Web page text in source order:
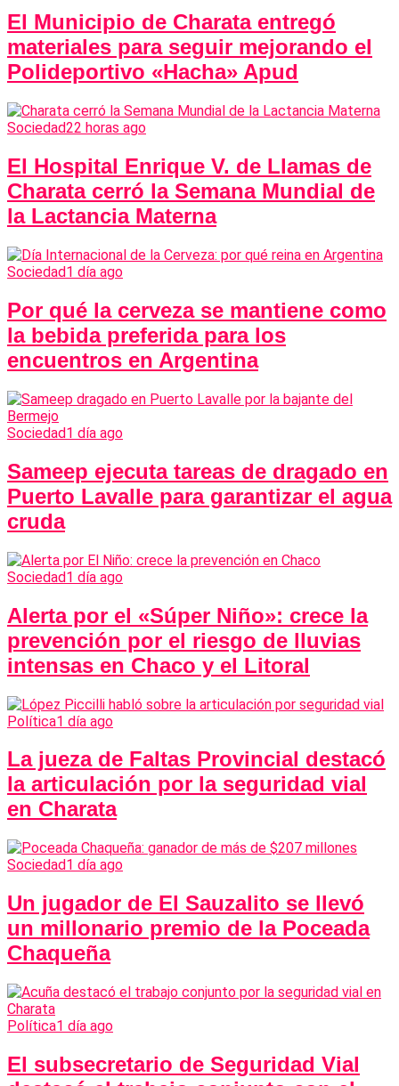
El Municipio de Charata entregó
materiales para seguir mejorando el
Polideportivo «Hacha» Apud
Sociedad22 horas ago
El Hospital Enrique V. de Llamas de
Charata cerró la Semana Mundial de
la Lactancia Materna
Sociedad1 día ago
Por qué la cerveza se mantiene como
la bebida preferida para los
encuentros en Argentina
Sociedad1 día ago
Sameep ejecuta tareas de dragado en
Puerto Lavalle para garantizar el agua
cruda
Sociedad1 día ago
Alerta por el «Súper Niño»: crece la
prevención por el riesgo de lluvias
intensas en Chaco y el Litoral
Política1 día ago
La jueza de Faltas Provincial destacó
la articulación por la seguridad vial
en Charata
Sociedad1 día ago
Un jugador de El Sauzalito se llevó
un millonario premio de la Poceada
Chaqueña
Política1 día ago
El subsecretario de Seguridad Vial